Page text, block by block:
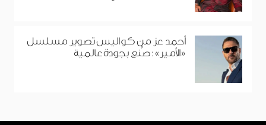
أحمد عز من كواليس تصوير مسلسل
«الأمير»: صُنع بجودة عالمية